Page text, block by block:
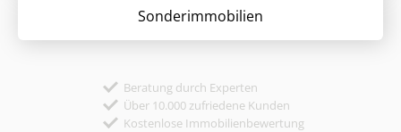
Sonder­immobilien
Beratung durch Experten
Über 10.000 zufriedene Kunden
Kostenlose Immobilienbewertung